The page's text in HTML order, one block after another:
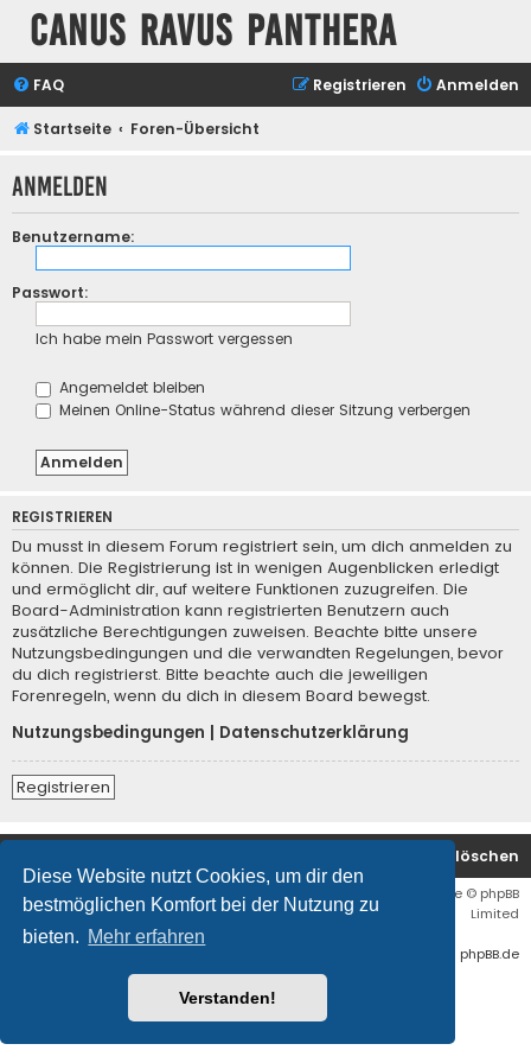
Diese Website nutzt Cookies, um dir den
bestmöglichen Komfort bei der Nutzung zu
bieten. Mehr erfahren
Verstanden!
Canus Ravus Panthera
FAQ Anmelden
Registrieren
Startseite Foren-Übersicht
Anmelden
Benutzername:
Passwort:
Ich habe mein Passwort vergessen
Angemeldet bleiben
Meinen Online-Status während dieser Sitzung verbergen
REGISTRIEREN
Du musst in diesem Forum registriert sein, um dich anmelden zu
können. Die Registrierung ist in wenigen Augenblicken erledigt
und ermöglicht dir, auf weitere Funktionen zuzugreifen. Die
Board-Administration kann registrierten Benutzern auch
zusätzliche Berechtigungen zuweisen. Beachte bitte unsere
Nutzungsbedingungen und die verwandten Regelungen, bevor
du dich registrierst. Bitte beachte auch die jeweiligen
Forenregeln, wenn du dich in diesem Board bewegst.
Nutzungsbedingungen
Datenschutzerklärung
Registrieren
Alle Cookies löschen
Flat Style by Ian Bradley • Powered by
® Forum Software © phpBB
Limited
phpBB.de